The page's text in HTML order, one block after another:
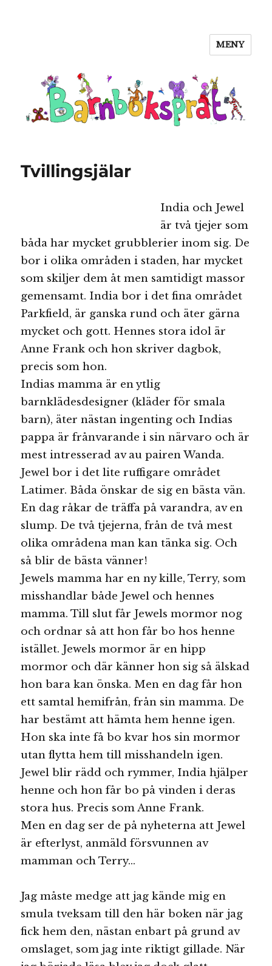
MENY
Tvillingsjälar
India och Jewel
är två tjejer som
båda har mycket grubblerier inom sig. De
bor i olika områden i staden, har mycket
som skiljer dem åt men samtidigt massor
gemensamt. India bor i det fina området
Parkfield, är ganska rund och äter gärna
mycket och gott. Hennes stora idol är
Anne Frank och hon skriver dagbok,
precis som hon.
Indias mamma är en ytlig
barnklädesdesigner (kläder för smala
barn), äter nästan ingenting och Indias
pappa är frånvarande i sin närvaro och är
mest intresserad av au pairen Wanda.
Jewel bor i det lite ruffigare området
Latimer. Båda önskar de sig en bästa vän.
En dag råkar de träffa på varandra, av en
slump. De två tjejerna, från de två mest
olika områdena man kan tänka sig. Och
så blir de bästa vänner!
Jewels mamma har en ny kille, Terry, som
misshandlar både Jewel och hennes
mamma. Till slut får Jewels mormor nog
och ordnar så att hon får bo hos henne
istället. Jewels mormor är en hipp
mormor och där känner hon sig så älskad
hon bara kan önska. Men en dag får hon
ett samtal hemifrån, från sin mamma. De
har bestämt att hämta hem henne igen.
Hon ska inte få bo kvar hos sin mormor
utan flytta hem till misshandeln igen.
Jewel blir rädd och rymmer, India hjälper
henne och hon får bo på vinden i deras
stora hus. Precis som Anne Frank.
Men en dag ser de på nyheterna att Jewel
är efterlyst, anmäld försvunnen av
mamman och Terry…
Jag måste medge att jag kände mig en
smula tveksam till den här boken när jag
fick hem den, nästan enbart på grund av
omslaget, som jag inte riktigt gillade. När